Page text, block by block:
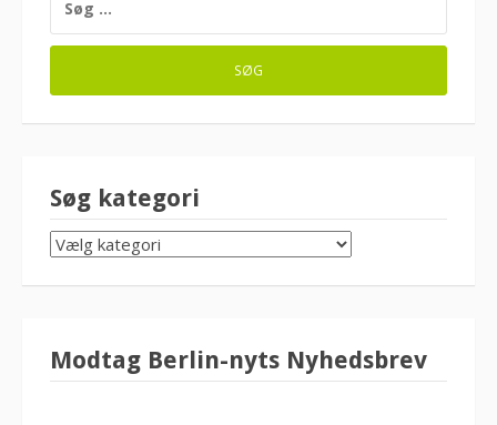
EFTER:
Søg kategori
SØG
KATEGORI
Modtag Berlin-nyts Nyhedsbrev